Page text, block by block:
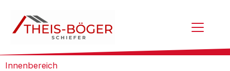
Inhalt
springen
Innenbereich